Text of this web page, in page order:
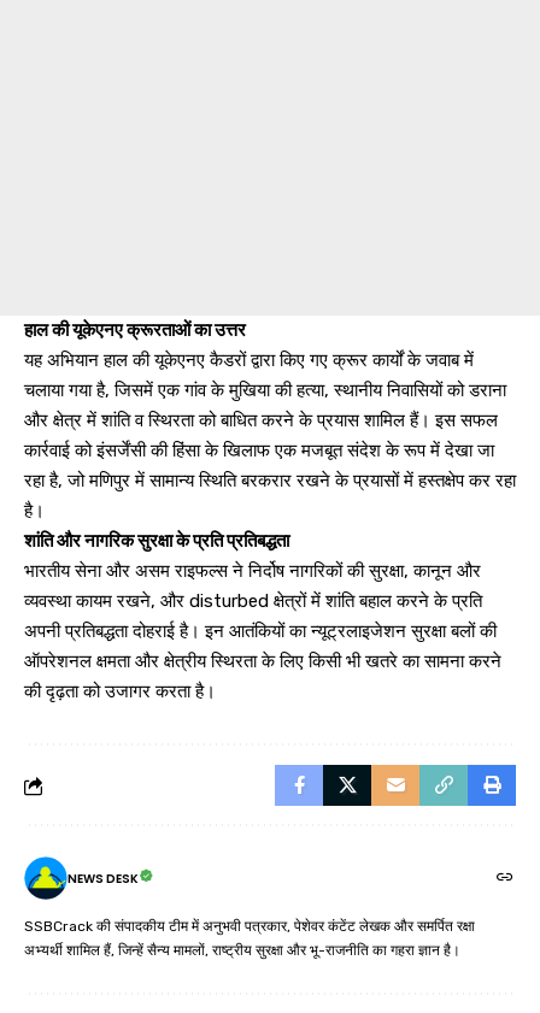
हाल की यूकेएनए क्रूरताओं का उत्तर
यह अभियान हाल की यूकेएनए कैडरों द्वारा किए गए क्रूर कार्यों के जवाब में
चलाया गया है, जिसमें एक गांव के मुखिया की हत्या, स्थानीय निवासियों को डराना
और क्षेत्र में शांति व स्थिरता को बाधित करने के प्रयास शामिल हैं। इस सफल
कार्रवाई को इंसर्जेंसी की हिंसा के खिलाफ एक मजबूत संदेश के रूप में देखा जा
रहा है, जो मणिपुर में सामान्य स्थिति बरकरार रखने के प्रयासों में हस्तक्षेप कर रहा
है।
शांति और नागरिक सुरक्षा के प्रति प्रतिबद्धता
भारतीय सेना और असम राइफल्स ने निर्दोष नागरिकों की सुरक्षा, कानून और
व्यवस्था कायम रखने, और disturbed क्षेत्रों में शांति बहाल करने के प्रति
अपनी प्रतिबद्धता दोहराई है। इन आतंकियों का न्यूट्रलाइजेशन सुरक्षा बलों की
ऑपरेशनल क्षमता और क्षेत्रीय स्थिरता के लिए किसी भी खतरे का सामना करने
की दृढ़ता को उजागर करता है।
NEWS DESK
SSBCrack की संपादकीय टीम में अनुभवी पत्रकार, पेशेवर कंटेंट लेखक और समर्पित रक्षा
अभ्यर्थी शामिल हैं, जिन्हें सैन्य मामलों, राष्ट्रीय सुरक्षा और भू-राजनीति का गहरा ज्ञान है।